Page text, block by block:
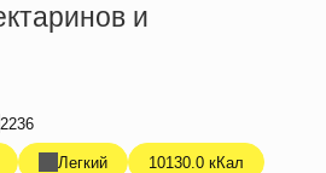
и
Легкий 10130.0 кКал
2236